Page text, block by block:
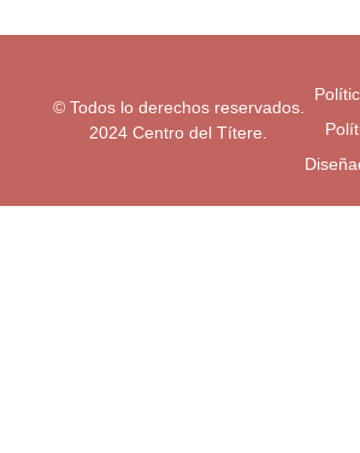
f
© Todos lo derechos reservados.
2024 Centro del Títere.